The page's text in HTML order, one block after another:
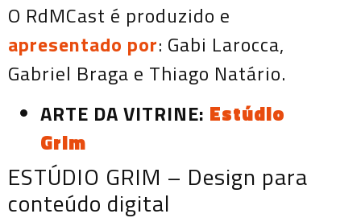
O RdMCast é produzido e
apresentado por: Gabi Larocca,
Gabriel Braga e Thiago Natário.
ARTE DA VITRINE: Estúdio
Grim
ESTÚDIO GRIM – Design para
conteúdo digital